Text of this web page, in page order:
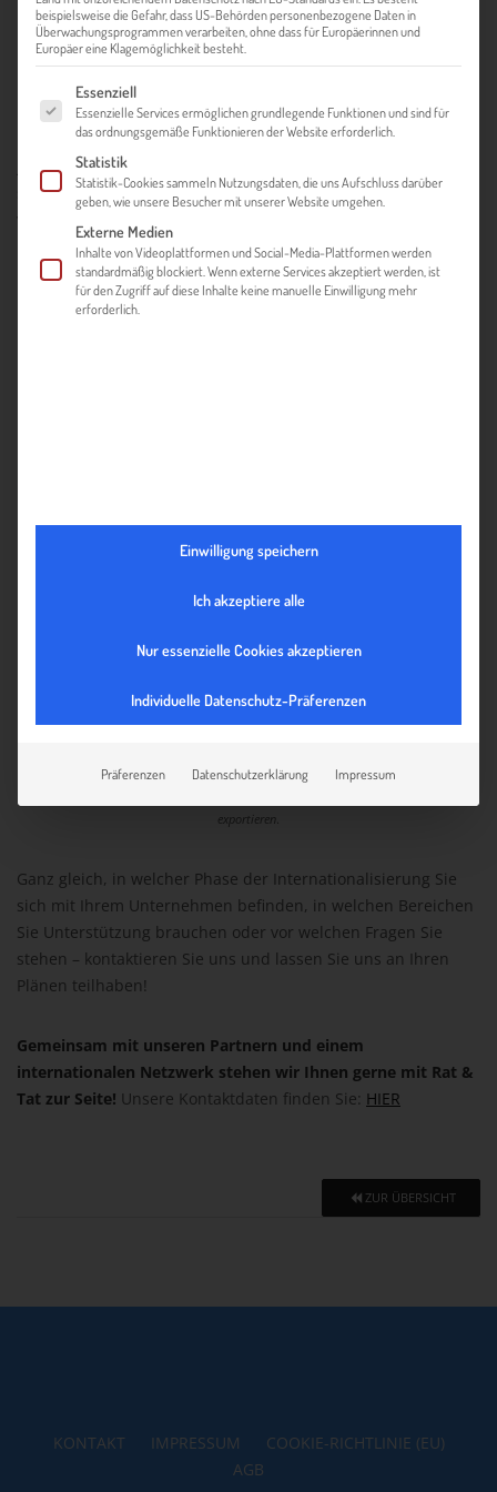
Cycle angekommen (?!)
Je nachdem, wo Sie mit Ihren Internationalisierungsplänen
stehen, welche Erfahrungen Sie mitbringen, welche Ziele Sie
verfolgen, sehen Sie sich hier am Anfang, Ende oder doch
mitten drin. Stellen Sie jedenfalls sicher, dass Sie keines der
nachfolgenden Themengebiete vernachlässigt haben!
exportieren.
Ganz gleich, in welcher Phase der Internationalisierung Sie
sich mit Ihrem Unternehmen befinden, in welchen Bereichen
Sie Unterstützung brauchen oder vor welchen Fragen Sie
stehen – kontaktieren Sie uns und lassen Sie uns an Ihren
Plänen teilhaben!
Gemeinsam mit unseren Partnern und einem
internationalen Netzwerk stehen wir Ihnen gerne mit Rat &
Tat zur Seite! Unsere Kontaktdaten finden Sie: HIER
ZUR ÜBERSICHT
KONTAKT IMPRESSUM
COOKIE-RICHTLINIE (EU)
AGB
beispielsweise die Gefahr, dass US-Behörden personenbezogene Daten in
Überwachungsprogrammen verarbeiten, ohne dass für Europäerinnen und
Europäer eine Klagemöglichkeit besteht.
Es folgt eine Liste der Service-Gruppen, für die eine Einwilligung
Essenziell
Essenzielle Services ermöglichen grundlegende Funktionen und sind für
das ordnungsgemäße Funktionieren der Website erforderlich.
Statistik
Statistik-Cookies sammeln Nutzungsdaten, die uns Aufschluss darüber
geben, wie unsere Besucher mit unserer Website umgehen.
Externe Medien
Inhalte von Videoplattformen und Social-Media-Plattformen werden
standardmäßig blockiert. Wenn externe Services akzeptiert werden, ist
für den Zugriff auf diese Inhalte keine manuelle Einwilligung mehr
erforderlich.
Einwilligung speichern
Ich akzeptiere alle
Nur essenzielle Cookies akzeptieren
Individuelle Datenschutz-Präferenzen
Präferenzen Datenschutzerklärung Impressum